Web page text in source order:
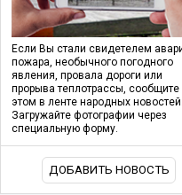
Если Вы стали свидетелем
пожара, необычного погодного
явления, провала дороги или
прорыва теплотрассы, сообщите
этом в ленте народных новостей.
Загружайте фотографии через
специальную форму.
ДОБАВИТЬ НОВОСТЬ